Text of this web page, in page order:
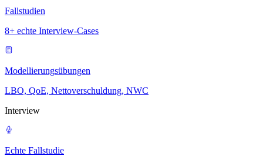
Fallstudien
8+ echte Interview-Cases
Modellierungsübungen
LBO, QoE, Nettoverschuldung, NWC
Interview
Echte Fallstudie